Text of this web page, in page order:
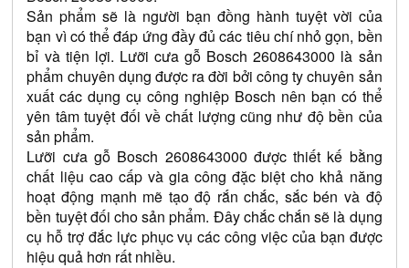
Sản phẩm sẽ là người bạn đồng hành tuyệt vời của
bạn vì có thể đáp ứng đầy đủ các tiêu chí nhỏ gọn, bền
bỉ và tiện lợi. Lưỡi cưa gỗ Bosch 2608643000 là sản
phẩm chuyên dụng được ra đời bởi công ty chuyên sản
xuất các dụng cụ công nghiệp Bosch nên bạn có thể
yên tâm tuyệt đối về chất lượng cũng như độ bền của
sản phẩm.
Lưỡi cưa gỗ Bosch 2608643000 được thiết kế bằng
chất liệu cao cấp và gia công đặc biệt cho khả năng
hoạt động mạnh mẽ tạo độ rắn chắc, sắc bén và độ
bền tuyệt đối cho sản phẩm. Đây chắc chắn sẽ là dụng
cụ hỗ trợ đắc lực phục vụ các công việc của bạn được
hiệu quả hơn rất nhiều.